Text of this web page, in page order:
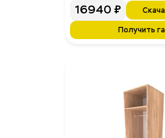
16940 ₽
Получить